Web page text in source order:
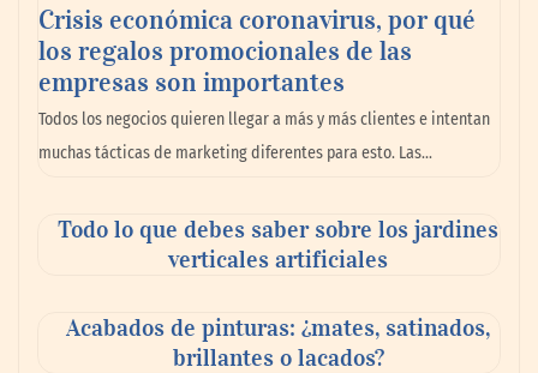
La llanta más cara puede ser la que menos
cuesta: Michelin lo demuestra ante notario
transición a la jornada de 40 horas? Guía
Crisis económica coronavirus, por qué
los regalos promocionales de las
empresas son importantes
Todos los negocios quieren llegar a más y más clientes e intentan
muchas tácticas de marketing diferentes para esto. Las…
Todo lo que debes saber sobre los jardines
verticales artificiales
Acabados de pinturas: ¿mates, satinados,
brillantes o lacados?